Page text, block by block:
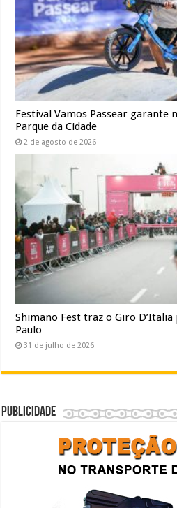
Festival Vamos Passear garante
Parque da Cidade
2 de agosto de 2026
Shimano Fest traz o Giro D’Italia
Paulo
31 de julho de 2026
Publicidade